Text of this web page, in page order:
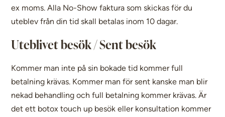
ex moms. Alla No-Show faktura som skickas för du
uteblev från din tid skall betalas inom 10 dagar.
Uteblivet besök / Sent besök
Kommer man inte på sin bokade tid kommer full
betalning krävas. Kommer man för sent kanske man blir
nekad behandling och full betalning kommer krävas. Är
det ett botox touch up besök eller konsultation kommer